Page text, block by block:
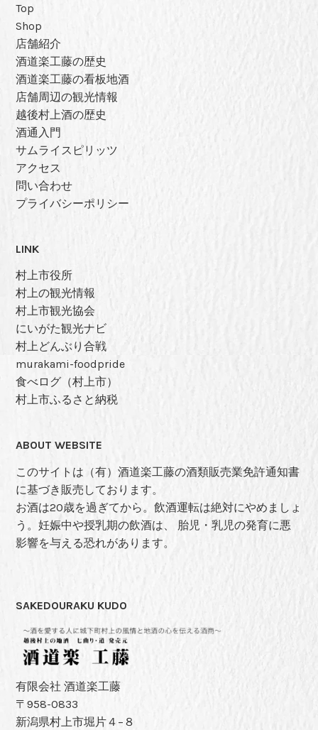
Top
Shop
店舗紹介
酒道楽工藤の歴史
酒道楽工藤の看板地酒
店舗周辺の観光情報
越後村上酒の歴史
酒通入門
サムライスピリッツ
アクセス
問い合わせ
プライバシーポリシー
LINK
村上市役所
村上の観光情報
村上市観光協会
にいがた観光ナビ
村上どんぶり合戦
murakami-foodpride
食べログ（村上市）
村上市ふるさと納税
ABOUT WEBSITE
このサイトは（有）酒道楽工藤の酒類販売業免許通知書
に基づき販売しております。
お酒は20歳を過ぎてから。飲酒運転は絶対にやめましょ
う。妊娠中や授乳期の飲酒は、 胎児・乳児の発育に悪
影響を与える恐れがあります。
SAKEDOURAKU KUDO
有限会社 酒道楽工藤
〒958-0833
新潟県村上市堀片４−８